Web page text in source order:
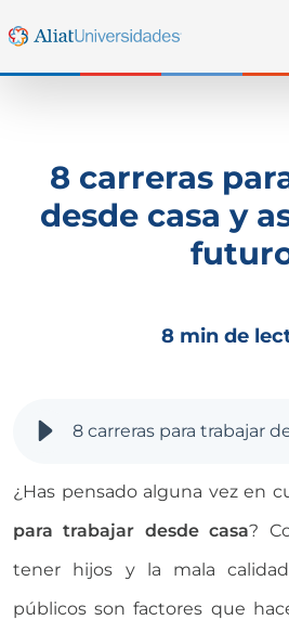
8 carreras
desde casa y
8 min de
¿Has pensado alguna vez en
para trabajar desde casa?
tener hijos y la mala
públicos son factores que